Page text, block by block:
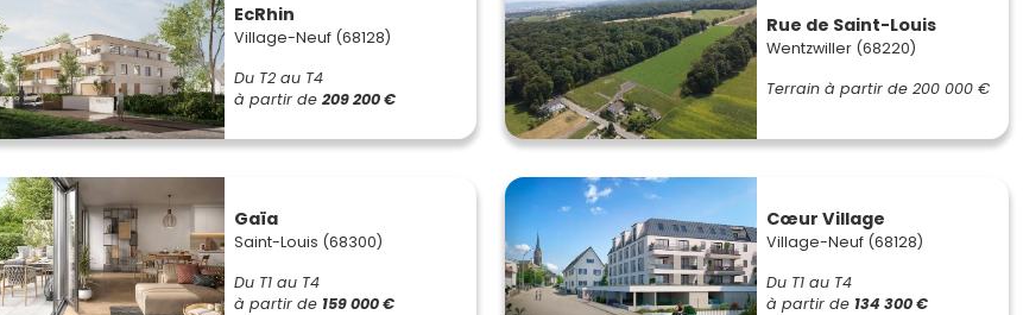
EcRhin
Village-Neuf (68128)
Du T2 au T4
à partir de 209 200 €
Rue de Saint-Louis
Wentzwiller (68220)
Terrain à partir de 200 000 €
Gaïa
Saint-Louis (68300)
Du T1 au T4
à partir de 159 000 €
Cœur Village
Village-Neuf (68128)
Du T1 au T4
à partir de 134 300 €